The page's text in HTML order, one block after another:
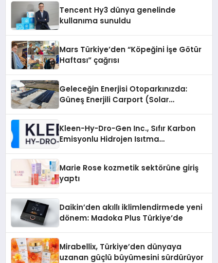
Tencent Hy3 dünya genelinde
kullanıma sunuldu
Mars Türkiye’den “Köpeğini İşe Götür
Haftası” çağrısı
Geleceğin Enerjisi Otoparkınızda:
Güneş Enerjili Carport (Solar
Kleen-Hy-Dro-Gen Inc., Sıfır Karbon
Emisyonlu Hidrojen Isıtma
Marie Rose kozmetik sektörüne giriş
yaptı
Daikin’den akıllı iklimlendirmede yeni
dönem: Madoka Plus Türkiye’de
Mirabellix, Türkiye’den dünyaya
uzanan güçlü büyümesini sürdürüyor